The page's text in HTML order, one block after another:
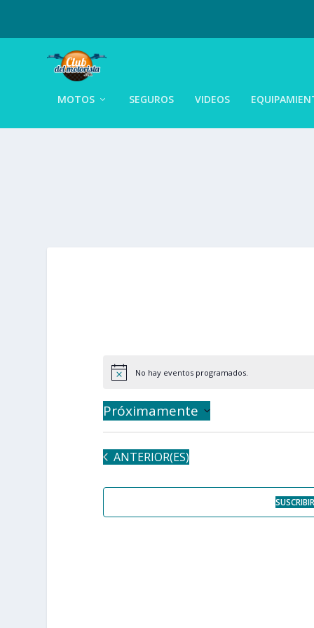
MOTOS SEGUROS VIDEOS
No hay eventos programados.
Próximamente
EVENTOS
ANTERIOR(ES)